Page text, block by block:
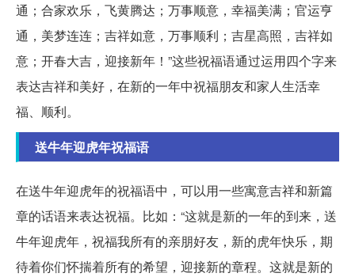
通；合家欢乐，飞黄腾达；万事顺意，幸福美满；官运亨
通，美梦连连；吉祥如意，万事顺利；吉星高照，吉祥如
意；开春大吉，迎接新年！”这些祝福语通过运用四个字来
表达吉祥和美好，在新的一年中祝福朋友和家人生活幸
福、顺利。
送牛年迎虎年祝福语
在送牛年迎虎年的祝福语中，可以用一些寓意吉祥和新篇
章的话语来表达祝福。比如：“这就是新的一年的到来，送
牛年迎虎年，祝福我所有的亲朋好友，新的虎年快乐，期
待着你们怀揣着所有的希望，迎接新的章程。这就是新的